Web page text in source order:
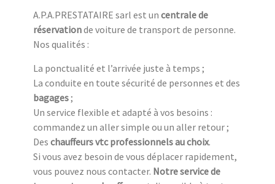
A.P.A.PRESTATAIRE sarl est un centrale de
réservationde voiture de transport de personne.
Nos qualités :
La ponctualité et l’arrivée juste à temps ;
La conduite en toute sécurité de personnes et des
bagages;
Un service flexible et adapté à vos besoins :
commandez un aller simple ou un aller retour ;
Des chauffeurs vtc professionnels au choix.
Si vous avez besoin de vous déplacer rapidement,
vous pouvez nous contacter. Notre service de